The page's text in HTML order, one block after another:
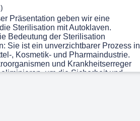
Präsentation geben wir eine
Sterilisation mit Autoklaven.
Bedeutung der Sterilisation
Sie ist ein unverzichtbarer Prozess in
, Kosmetik- und Pharmaindustrie.
und Krankheitserreger
um die Sicherheit und